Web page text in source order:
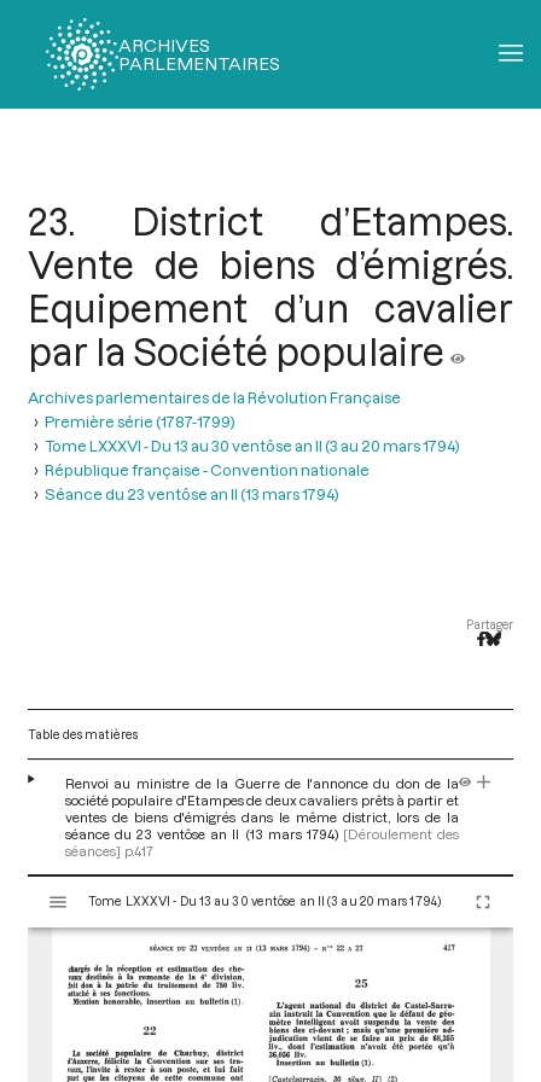
ARCHIVES
PARLEMENTAIRES
23. District d’Etampes.
Vente de biens d’émigrés.
Equipement d’un cavalier
par la Société populaire
Archives parlementaires de la Révolution Française
Première série (1787-1799)
Tome LXXXVI - Du 13 au 30 ventôse an II (3 au 20 mars 1794)
République française - Convention nationale
Séance du 23 ventôse an II (13 mars 1794)
Partager
Table des matières
Renvoi au ministre de la Guerre de l'annonce du don de la
société populaire d'Etampes de deux cavaliers prêts à partir et
ventes de biens d'émigrés dans le même district, lors de la
séance du 23 ventôse an II (13 mars 1794) [Déroulement des
séances] p.417
s
Tome LXXXVI - Du 13 au 30 ventôse an II (3 au 20 mars 1794)